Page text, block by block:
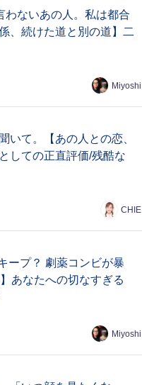
わないあの人。私は都合
、続けた道と別の道】二
Miyoshi
て。【あの人との恋、
しての正直評価/残酷な
CHIE
ープ？ 劇薬コンビが暴
あなたへの切なすぎる
Miyoshi